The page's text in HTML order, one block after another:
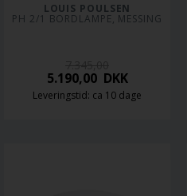
LOUIS POULSEN
PH 2/1 BORDLAMPE, MESSING
5.190,00DKK
Leveringstid: ca 10 dage